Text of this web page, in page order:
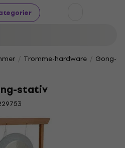
Tromme-hardware
Gong-
stativ